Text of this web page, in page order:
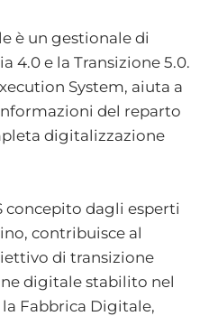
è un gestionale di
4.0 e la Transizione 5.0.
System, aiuta a
del reparto
digitalizzazione
concepito dagli esperti
contribuisce al
di transizione
digitale stabilito nel
Fabbrica Digitale,